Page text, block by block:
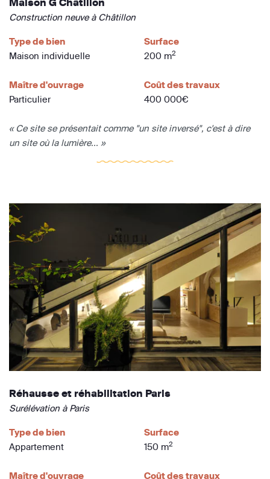
Construction neuve à Châtillon
Type de bien
Maison individuelle
Surface
200 m2
Maître d'ouvrage
Particulier
Coût des travaux
400 000€
« Ce site se présentait comme "un site inversé", c'est à dire
un site où la lumière... »
Réhausse et réhabilitation Paris
Surélévation à Paris
Type de bien
Appartement
Surface
150 m2
Maître d'ouvrage
Coût des travaux